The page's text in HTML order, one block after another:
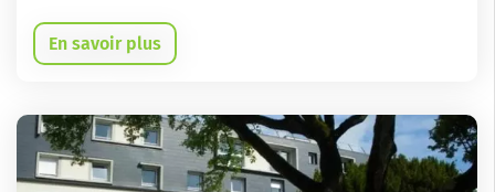
En savoir plus